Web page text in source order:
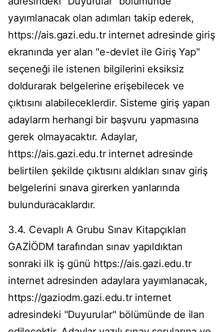
yayımlanacak olan adımları takip ederek,
https://ais.gazi.edu.tr internet adresinde giriş
ekranında yer alan "e-devlet ile Giriş Yap"
seçeneği ile istenen bilgilerini eksiksiz
doldurarak belgelerine erişebilecek ve
çıktısını alabileceklerdir. Sisteme giriş yapan
adaylarm herhangi bir başvuru yapmasına
gerek olmayacaktır. Adaylar,
https://ais.gazi.edu.tr internet adresinde
belirtilen şekilde çıktısını aldıkları sınav giriş
belgelerini sınava girerken yanlarında
bulunduracaklardır.
3.4. Cevaplı A Grubu Sınav Kitapçıkları
GAZİÖDM tarafından sınav yapıldıktan
sonraki ilk iş günü https://ais.gazi.edu.tr
internet adresinden adaylara yayımlanacak,
https://gaziodm.gazi.edu.tr internet
adresindeki "Duyurular" bölümünde de ilan